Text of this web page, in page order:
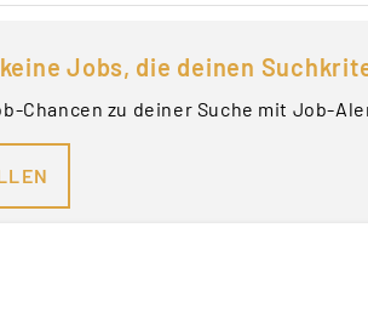
Jobs, die deinen
Chancen zu deiner Suche mit Job-